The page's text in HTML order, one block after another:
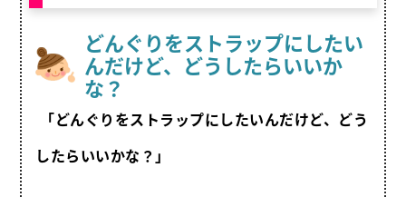
どんぐりをストラップにしたい
んだけど、どうしたらいいか
な？
「どんぐりをストラップにしたいんだけど、どう
したらいいかな？」